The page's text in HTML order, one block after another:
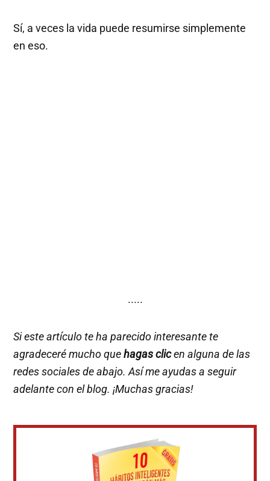
Sí, a veces la vida puede resumirse simplemente
en eso.
·····
Si este artículo te ha parecido interesante te
agradeceré mucho quehagas clicen alguna de las
redes sociales de abajo. Así me ayudas a seguir
adelante con el blog. ¡Muchas gracias!